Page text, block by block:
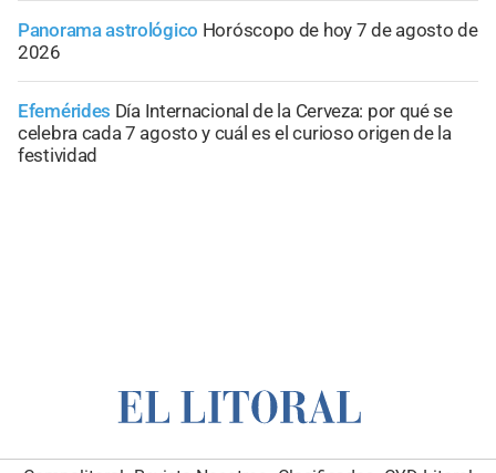
Panorama astrológico Horóscopo de hoy 7 de agosto de
2026
Efemérides Día Internacional de la Cerveza: por qué se
celebra cada 7 agosto y cuál es el curioso origen de la
festividad